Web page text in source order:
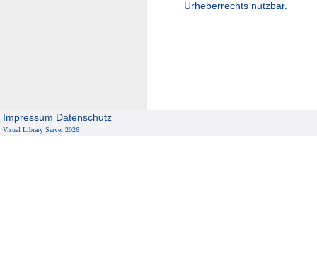
Urheberrechts nutzbar.
Impressum Datenschutz
Visual Library Server 2026